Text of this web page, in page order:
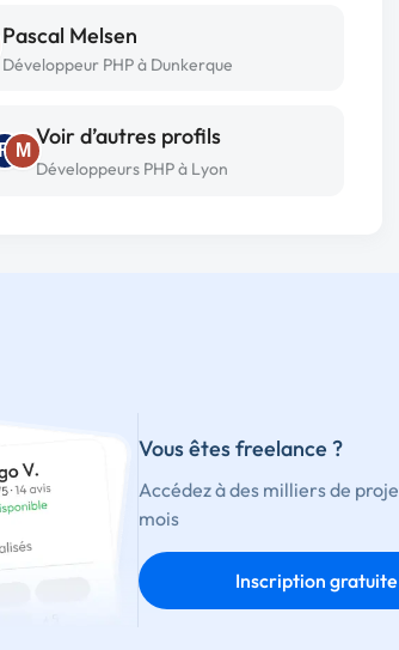
Pascal Melsen
Développeur PHP à Dunkerque
R M
Voir d’autres profils
Développeurs PHP à Lyon
Vous êtes freelance ?
Accédez à des milliers de
mois
Inscription gratuite